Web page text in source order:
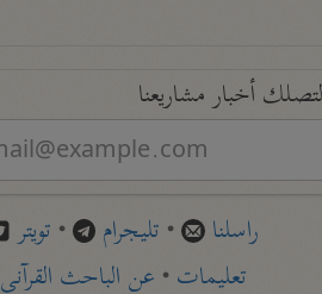
أخبار مشاريعنا
راسلنا • تليجرام • تويتر
تعليمات• عن الباحث القرآني